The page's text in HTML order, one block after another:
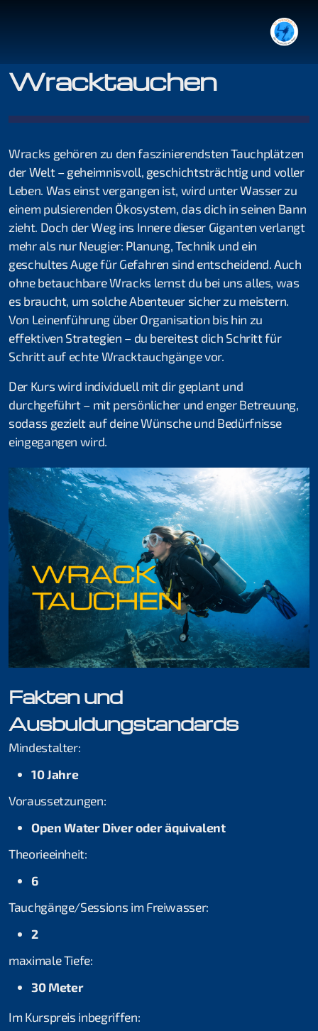
Wracktauchen
Wracks gehören zu den faszinierendsten Tauchplätzen
der Welt – geheimnisvoll, geschichtsträchtig und voller
Leben. Was einst vergangen ist, wird unter Wasser zu
einem pulsierenden Ökosystem, das dich in seinen Bann
zieht. Doch der Weg ins Innere dieser Giganten verlangt
mehr als nur Neugier: Planung, Technik und ein
geschultes Auge für Gefahren sind entscheidend. Auch
ohne betauchbare Wracks lernst du bei uns alles, was
es braucht, um solche Abenteuer sicher zu meistern.
Von Leinenführung über Organisation bis hin zu
effektiven Strategien – du bereitest dich Schritt für
Schritt auf echte Wracktauchgänge vor.
Der Kurs wird individuell mit dir geplant und
durchgeführt – mit persönlicher und enger Betreuung,
sodass gezielt auf deine Wünsche und Bedürfnisse
eingegangen wird.
Fakten und
Ausbuldungstandards
Mindestalter:
10 Jahre
Voraussetzungen:
Open Water Diver oder äquivalent
Theorieeinheit:
6
Tauchgänge/Sessions im Freiwasser:
2
maximale Tiefe:
30 Meter
Im Kurspreis inbegriffen:
Tauchgang mit Guide
Tauchen im Rhein
Organisation
Jonas Haab
Kilian Köpfli
Thomas Türk
Michael Vogel
Daniel Fahrni
Daniel Rüttimann
Clublokal
Tauchanlässe & Events
Atemgas
Tauch- und Mietmaterial
Öffentlichkeitsarbeit
Kurse für Beginner
Schnuppertauchen
Open Water Diver
Kurse für Fortgeschrittene
Rheindive Advanced Package
Advanced Open Water Diver
Stress & Retten
Trockentauchen
Tieftauchen